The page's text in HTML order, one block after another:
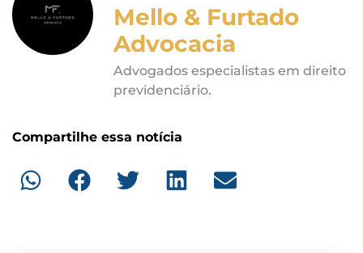
Mello & Furtado
Advocacia
Advogados especialistas em direito
previdenciário.
Compartilhe essa notícia